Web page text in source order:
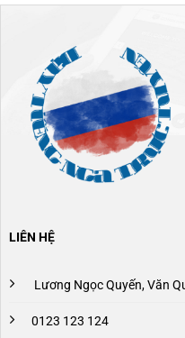
LIÊN HỆ
Lương Ngọc Quyến, Văn
0123 123 124